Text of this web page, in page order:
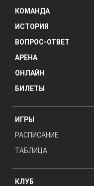
КОМАНДА
ИСТОРИЯ
ВОПРОС-ОТВЕТ
АРЕНА
ОНЛАЙН
БИЛЕТЫ
ИГРЫ
РАСПИСАНИЕ
ТАБЛИЦА
КЛУБ